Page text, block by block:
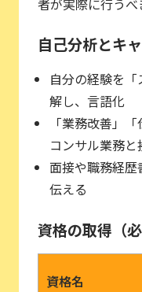
者が実際に行うべ
自己分析とキ
自分の経験を
解し、言語化
「業務改善」
コンサル業務
面接や職務経
伝える
資格の取得（
資格名